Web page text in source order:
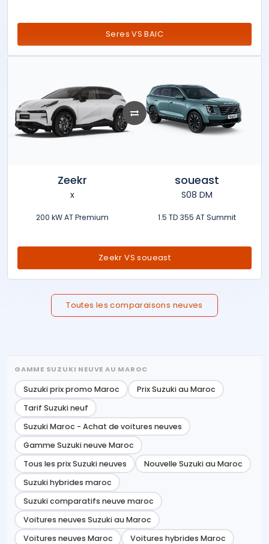
Seres VS BAIC
Zeekr
x
200 kW AT Premium
soueast
S08 DM
1.5 TD 355 AT Summit
Zeekr VS soueast
Toutes les comparaisons neuves
GAMME SUZUKI NEUVE AU MAROC
Suzuki prix promo Maroc
Prix Suzuki au Maroc
Tarif Suzuki neuf
Suzuki Maroc - Achat de voitures neuves
Gamme Suzuki neuve Maroc
Tous les prix Suzuki neuves
Nouvelle Suzuki au Maroc
Suzuki hybrides maroc
Suzuki comparatifs neuve maroc
Voitures neuves Suzuki au Maroc
Voitures neuves Maroc
Voitures hybrides Maroc